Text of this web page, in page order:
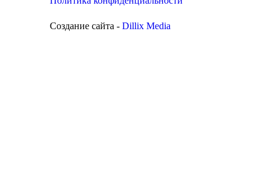
Создание сайта - Dillix Media